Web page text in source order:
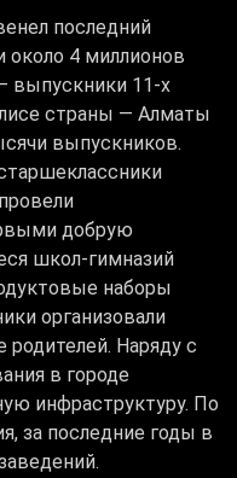
последний
около 4 миллионов
выпускники 11-х
страны — Алматы
выпускников.
добрую
школ-гимназий
наборы
организовали
Наряду с
в городе
инфраструктуру. По
за последние годы в